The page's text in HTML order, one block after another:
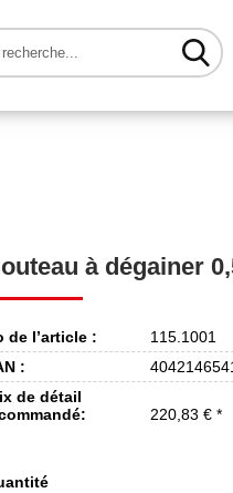
à dégainer
de l’article :
115.1001
:
de détail
220,83 € *